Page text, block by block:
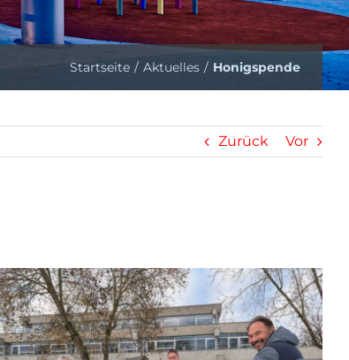
Startseite Aktuelles Honigspende
Zurück Vor